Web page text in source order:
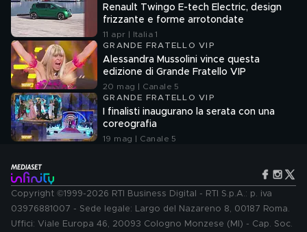
Renault Twingo E-tech Electric, design
frizzante e forme arrotondate
11 apr | Italia 1
GRANDE FRATELLO VIP
Alessandra Mussolini vince questa
edizione di Grande Fratello VIP
20 mag | Canale 5
GRANDE FRATELLO VIP
I finalisti inaugurano la serata con una
coreografia
19 mag | Canale 5
Copyright ©1999-2026 RTI Business Digital - RTI S.p.A.: p. iva
03976881007 - Sede legale: Largo del Nazareno 8, 00187 Roma.
Uffici: Viale Europa 46, 20093 Cologno Monzese (MI) - Cap. Soc.